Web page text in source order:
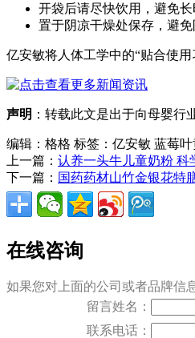
开袋后请尽快饮用，避免
置于阴凉干燥处保存，避
亿安敏将人体工学中的“贴合使
声明 ：转载此文是出于向母婴
编辑：格格 标签：亿安敏 蓝莓
上一篇： 认养一头牛儿童奶粉 科
下一篇： 国药药材山竹金银花特
在线咨询
如果您对上面的公司或者品牌信
留言姓名：
联系电话：